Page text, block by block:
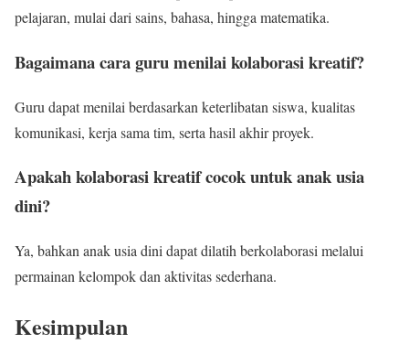
pelajaran, mulai dari sains, bahasa, hingga matematika.
Bagaimana cara guru menilai kolaborasi kreatif?
Guru dapat menilai berdasarkan keterlibatan siswa, kualitas
komunikasi, kerja sama tim, serta hasil akhir proyek.
Apakah kolaborasi kreatif cocok untuk anak usia
dini?
Ya, bahkan anak usia dini dapat dilatih berkolaborasi melalui
permainan kelompok dan aktivitas sederhana.
Kesimpulan